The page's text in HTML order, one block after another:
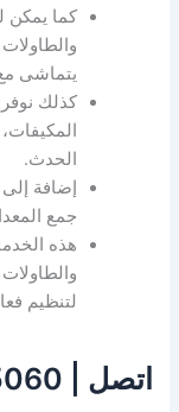
كما يمكن
يتماشى مع
كذلك
الحدث.
إضافة
جمع
هذه
لتنظيم
اتصل | 98955060 | زهرة الخليج